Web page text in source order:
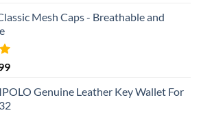
is:Mesh Caps - Breathable and
Current
is:
৳ 699.
Genuine Leather Key Wallet For